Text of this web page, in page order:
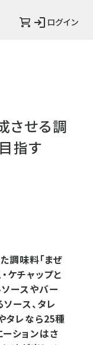
ログイン
させる調
指す
調味料「まぜ
ケチャップと
ースやバー
ース、タレ
タレなら25種
ションはさ